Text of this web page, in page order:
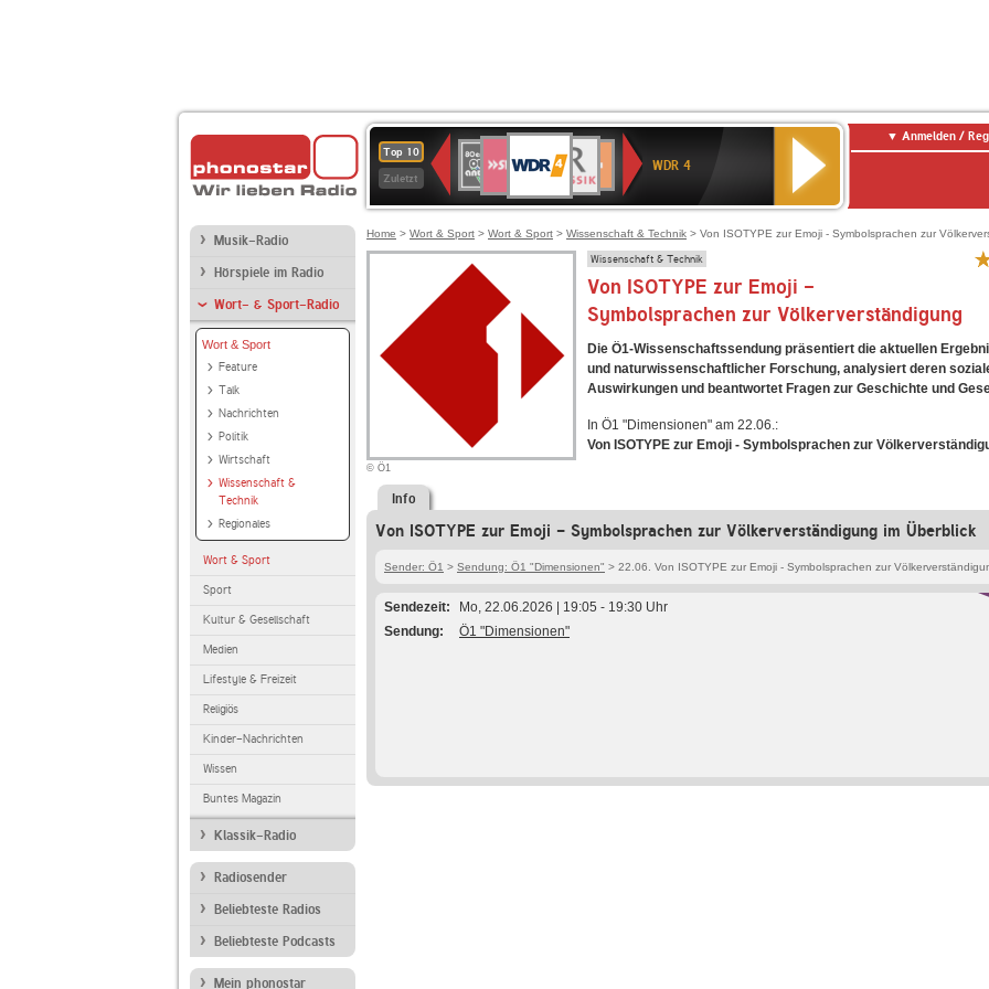
Top 10
Zuletzt
Deutschlandfunk
80er
90er
OLDIE
ANTENNE
4
KLASSIK
Deutschlandfunk
Kultur
Kultur
2
WDR 4
Anmelden /
Musik-Radio
Hörspiele im Radio
Wort- & Sport-Radio
Wort & Sport
Feature
Talk
Nachrichten
Politik
Wirtschaft
Wissenschaft &
Technik
Regionales
Wort & Sport
Sport
Kultur & Gesellschaft
Medien
Lifestyle & Freizeit
Religiös
Kinder-Nachrichten
Wissen
Buntes Magazin
Klassik-Radio
Radiosender
Beliebteste Radios
Beliebteste Podcasts
Mein phonostar
Home > Wort & Sport > Wort & Sport > Wissenschaft & Technik > Von ISOTYPE zur Emoji - Symbolsprachen zur
© Ö1
Wissenschaft & Technik
Von ISOTYPE zur Emoji -
Symbolsprachen zur Völkerverständigung
Die Ö1-Wissenschaftssendung präsentiert die aktuellen
und naturwissenschaftlicher Forschung, analysiert deren
Auswirkungen und beantwortet Fragen zur Geschichte und
In Ö1 "Dimensionen" am 22.06.:
Von ISOTYPE zur Emoji - Symbolsprachen zur
Info
Von ISOTYPE zur Emoji - Symbolsprachen zur Völkerverständigung im Überblick
Sender: Ö1 > Sendung: Ö1 "Dimensionen" > 22.06. Von ISOTYPE zur Emoji - Symbolsprachen zur
Sendezeit
Mo, 22.06.2026 | 19:05 - 19:30 Uhr
Sendung
Ö1 "Dimensionen"